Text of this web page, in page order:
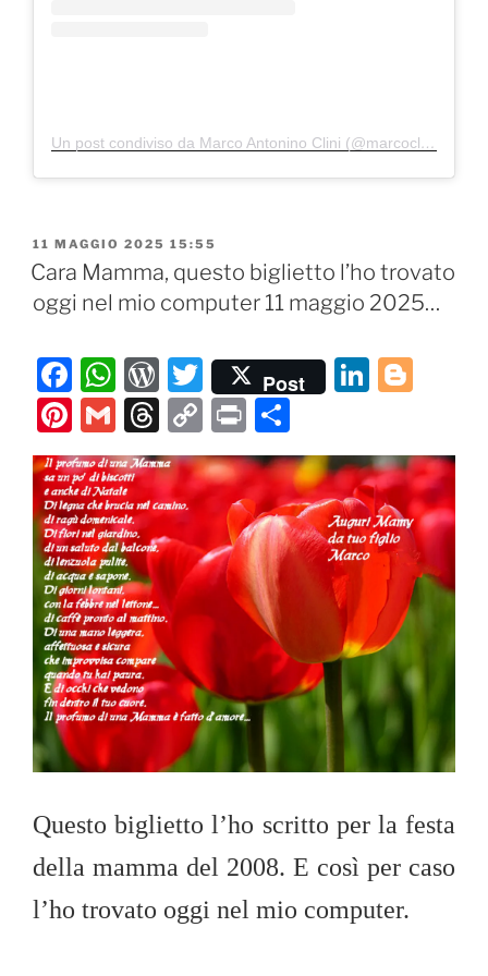
Un post condiviso da Marco Antonino Clini (@marcoclini)
PUBBLICATO
IL
11 MAGGIO 2025 15:55
Cara Mamma, questo biglietto l’ho trovato
oggi nel mio computer 11 maggio 2025…
F
a
c
e
b
o
o
k
W
h
at
s
A
p
p
W
or
d
P
re
ss
T
w
itt
er
Post
Li
e
dI
n
g
er
Pi
nt
er
e
st
G
m
ai
l
T
hr
e
a
d
s
C
o
p
Li
n
k
P
ri
nt
o
n
di
vi
Questo biglietto l’ho scritto per la festa
della mamma del 2008. E così per caso
l’ho trovato oggi nel mio computer.